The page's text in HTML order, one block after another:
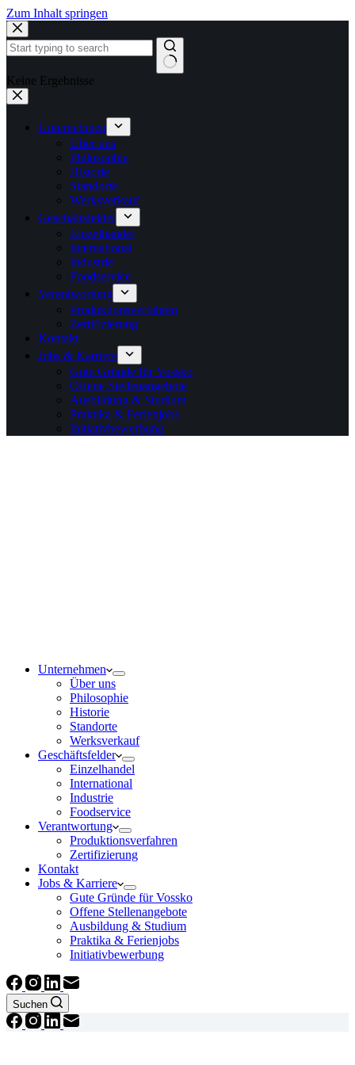
Zum Inhalt springen
Keine Ergebnisse
Unternehmen
Über uns
Philosophie
Historie
Standorte
Werksverkauf
Geschäftsfelder
Einzelhandel
International
Industrie
Foodservice
Verantwortung
Produktionsverfahren
Zertifizierung
Kontakt
Jobs & Karriere
Gute Gründe für Vossko
Offene Stellenangebote
Ausbildung & Studium
Praktika & Ferienjobs
Initiativbewerbung
Unternehmen
Über uns
Philosophie
Historie
Standorte
Werksverkauf
Geschäftsfelder
Einzelhandel
International
Industrie
Foodservice
Verantwortung
Produktionsverfahren
Zertifizierung
Kontakt
Jobs & Karriere
Gute Gründe für Vossko
Offene Stellenangebote
Ausbildung & Studium
Praktika & Ferienjobs
Initiativbewerbung
Suchen